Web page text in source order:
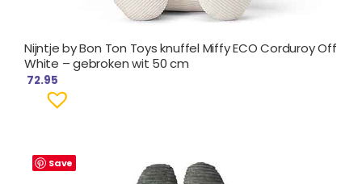
Nijntje by Bon Ton Toys knuffel Miffy ECO Corduroy Off
White – gebroken wit 50 cm
72.95
Save